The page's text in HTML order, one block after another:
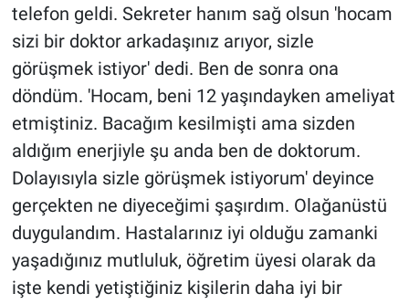
telefon geldi. Sekreter hanım sağ olsun 'hocam
sizi bir doktor arkadaşınız arıyor, sizle
görüşmek istiyor' dedi. Ben de sonra ona
döndüm. 'Hocam, beni 12 yaşındayken ameliyat
etmiştiniz. Bacağım kesilmişti ama sizden
aldığım enerjiyle şu anda ben de doktorum.
Dolayısıyla sizle görüşmek istiyorum' deyince
gerçekten ne diyeceğimi şaşırdım. Olağanüstü
duygulandım. Hastalarınız iyi olduğu zamanki
yaşadığınız mutluluk, öğretim üyesi olarak da
işte kendi yetiştiğiniz kişilerin daha iyi bir